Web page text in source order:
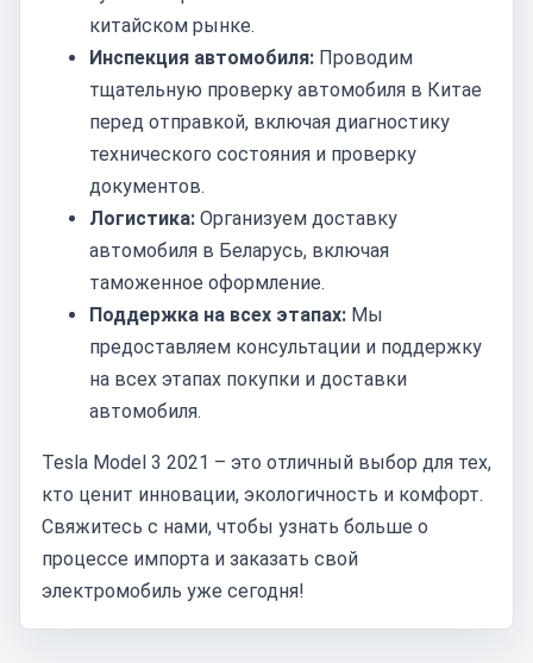
китайском рынке.
Инспекция автомобиля: Проводим
тщательную проверку автомобиля в Китае
перед отправкой, включая диагностику
технического состояния и проверку
документов.
Логистика: Организуем доставку
автомобиля в Беларусь, включая
таможенное оформление.
Поддержка на всех этапах: Мы
предоставляем консультации и поддержку
на всех этапах покупки и доставки
автомобиля.
Tesla Model 3 2021 – это отличный выбор для тех,
кто ценит инновации, экологичность и комфорт.
Свяжитесь с нами, чтобы узнать больше о
процессе импорта и заказать свой
электромобиль уже сегодня!